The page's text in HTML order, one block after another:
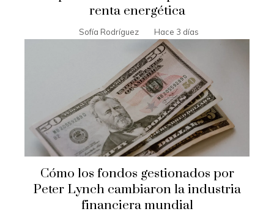
renta energética
Sofía Rodríguez Hace 3 días
Cómo los fondos gestionados por
Peter Lynch cambiaron la industria
financiera mundial